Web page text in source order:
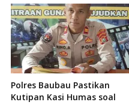
Polres Baubau Pastikan
Kutipan Kasi Humas soal